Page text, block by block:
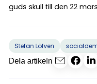
guds skull till den 22
Stefan Löfven
Dela artikeln